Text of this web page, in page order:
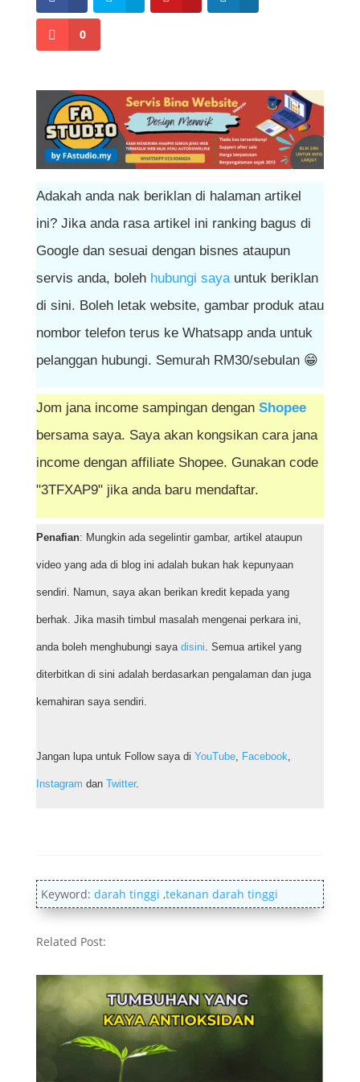
0
Adakah anda nak beriklan di halaman artikel
ini? Jika anda rasa artikel ini ranking bagus di
Google dan sesuai dengan bisnes ataupun
servis anda, boleh hubungi sayauntuk beriklan
di sini. Boleh letak website, gambar produk atau
nombor telefon terus ke Whatsapp anda untuk
pelanggan hubungi. Semurah RM30/sebulan 😁
Jom jana income sampingan dengan Shopee
bersama saya. Saya akan kongsikan cara jana
income dengan affiliate Shopee. Gunakan code
"3TFXAP9" jika anda baru mendaftar.
Penafian: Mungkin ada segelintir gambar, artikel ataupun
video yang ada di blog ini adalah bukan hak kepunyaan
sendiri. Namun, saya akan berikan kredit kepada yang
berhak. Jika masih timbul masalah mengenai perkara ini,
anda boleh menghubungi saya disini. Semua artikel yang
diterbitkan di sini adalah berdasarkan pengalaman dan juga
kemahiran saya sendiri.
Jangan lupa untuk Follow saya di YouTube, Facebook,
Instagram dan Twitter.
Keyword: darah tinggi ,tekanan darah tinggi
Related Post: